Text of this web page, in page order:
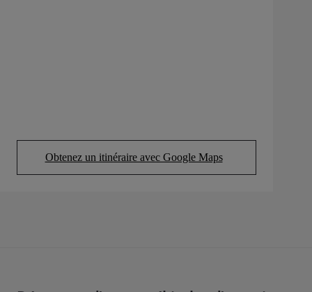
Obtenez un itinéraire avec Google Maps
(Opens in new tab)